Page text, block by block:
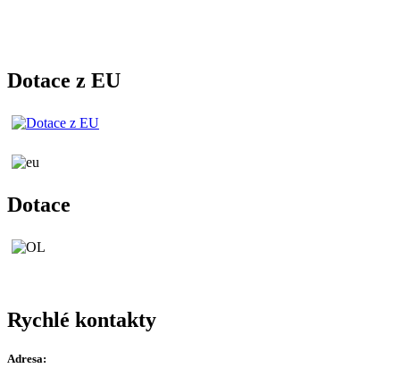
Dotace z EU
Dotace
Rychlé kontakty
Adresa: